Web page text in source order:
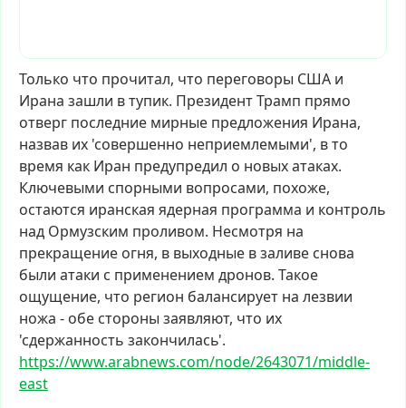
Только что прочитал, что переговоры США и
Ирана зашли втупик. ПрезидентТрамп прямо
отверг последние мирные предложения Ирана,
назвав их 'совершенно неприемлемыми', вто
время как Иран предупредил о новыхатаках.
Ключевыми спорными вопросами, похоже,
остаются иранская ядерная программа и контроль
над Ормузским проливом. Несмотря на
прекращение огня, в выходные взаливе снова
были атаки с применением дронов. Такое
ощущение, что регион балансирует на лезвии
ножа - обе стороны заявляют, что их
'сдержанность закончилась'.
https://www.arabnews.com/node/2643071/middle-
east